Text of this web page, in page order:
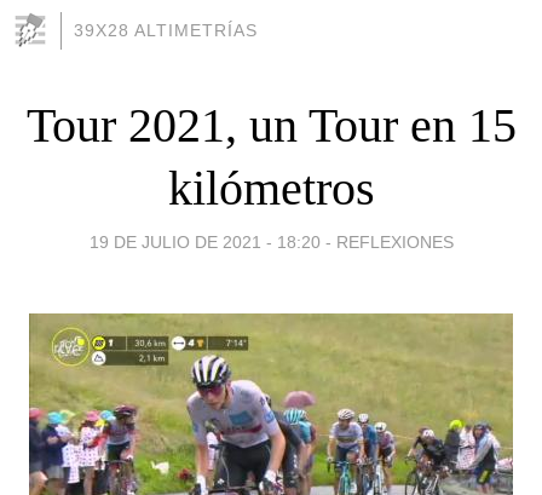
39X28 ALTIMETRÍAS
Tour 2021, un Tour en 15
kilómetros
19 DE JULIO DE 2021 - 18:20 - REFLEXIONES